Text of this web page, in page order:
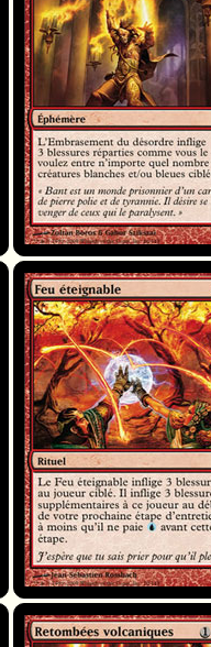
Feu éteignable
Retombées volcaniques